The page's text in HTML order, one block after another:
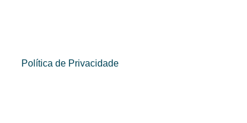
Política de Privacidade